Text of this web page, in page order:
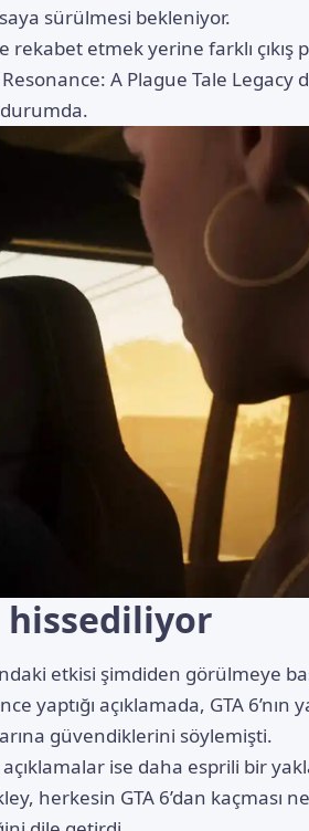
sürülmesi bekleniyor.
etmek yerine farklı çıkış
A Plague Tale Legacy
durumda.
hissediliyor
etkisi şimdiden görülmeye
yaptığı açıklamada, GTA 6’nın
güvendiklerini söylemişti.
ise daha esprili bir
herkesin GTA 6’dan kaçması